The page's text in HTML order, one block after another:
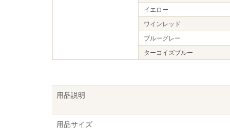
イエロー
ワインレッド
ブルーグレー
ターコイズブルー
用品説明
用品サイズ